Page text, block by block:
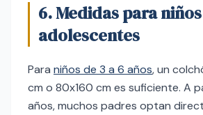
6. Medidas para
adolescentes
Para niños de 3 a 6 años, un
cm o 80x160 cm es suficiente. A
años, muchos padres optan